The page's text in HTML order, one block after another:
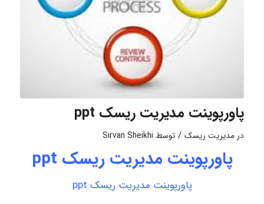
پاورپوینت مدیریت ریسک ppt
در مدیریت ریسک / توسط Sirvan Sheikhi
پاورپوینت مدیریت ریسک ppt
پاورپوینت مدیریت ریسک ppt